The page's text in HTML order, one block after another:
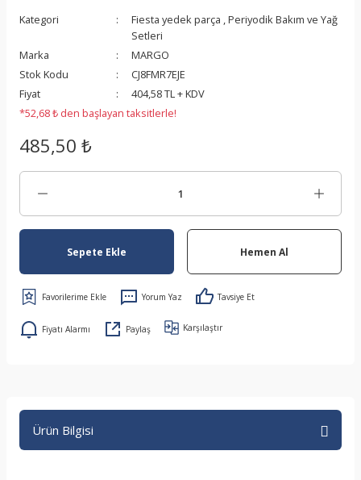
Kategori Fiesta yedek parça ,Periyodik Bakım ve Yağ
Setleri
Marka
MARGO
Stok Kodu
CJ8FMR7EJE
Fiyat
404,58 TL + KDV
*52,68 ₺ den başlayan taksitlerle!
485,50 ₺
Sepete Ekle Hemen Al
Yorum Yaz Tavsiye Et
Fiyatı Alarmı Paylaş Karşılaştır
Ürün Bilgisi